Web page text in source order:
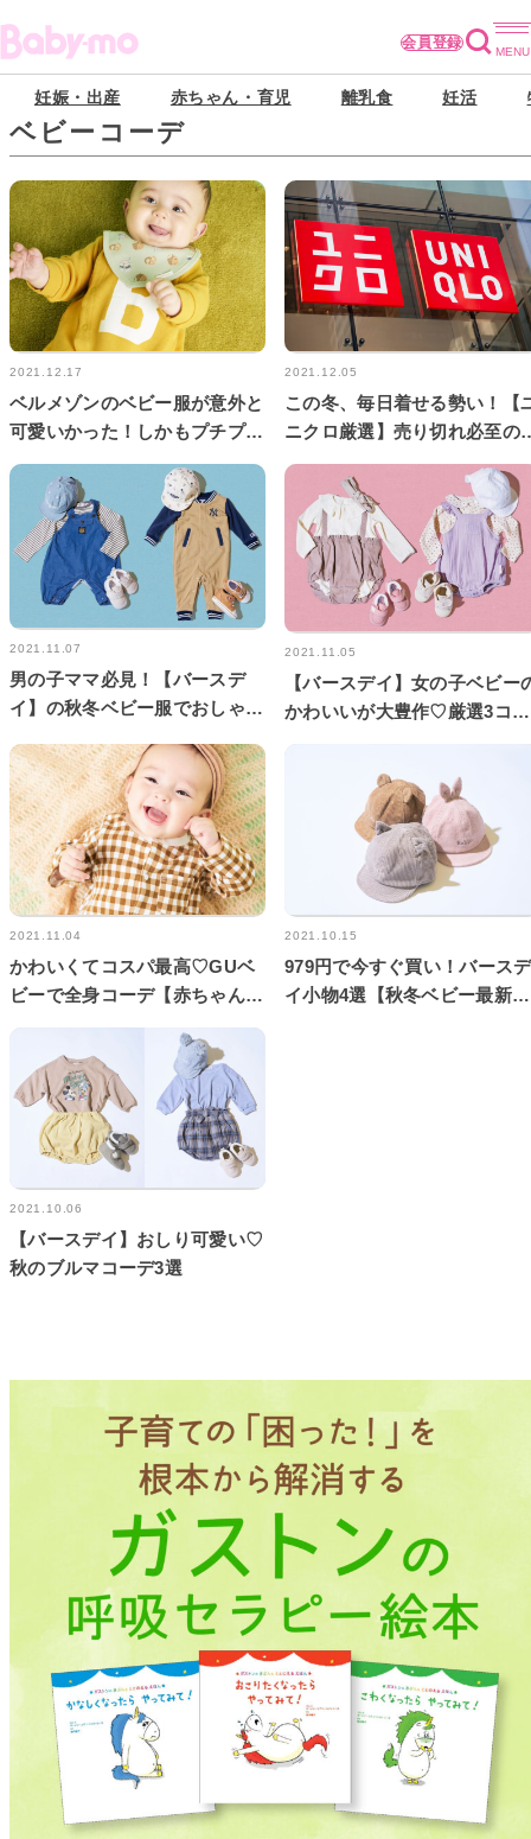
会員登録
妊娠・出産 赤ちゃん・育児 離乳食 妊活
ベビーコーデ
2021.12.17
ベルメゾンのベビー服が意外と
可愛いかった！しかもプチプラ
～♡即買いアイテムをチェッ
ク！
2021.12.05
この冬、毎日着せる勢い！【
ニクロ厳選】売り切れ必至の
ビー服をチェック！
2021.11.07
男の子ママ必見！【バースデ
イ】の秋冬ベビー服でおしゃれ
2021.11.05
【バースデイ】女の子ベビー
かわいいが大豊作♡厳選3コー
2021.11.04
かわいくてコスパ最高♡GUベ
ビーで全身コーデ【赤ちゃんフ
ァッション】
2021.10.15
979円で今すぐ買い！バースデ
イ小物4選【秋冬ベビー最新
2021.10.06
【バースデイ】おしり可愛い♡
秋のブルマコーデ3選